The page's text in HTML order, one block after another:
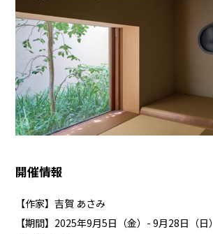
開催情報
【作家】吉賀 あさみ
【期間】2025年9月5日（金）- 9月28日（日）